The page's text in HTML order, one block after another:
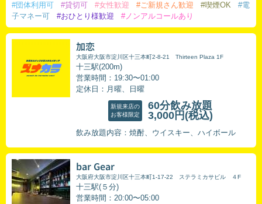
#団体利用可
#貸切可 #女性歓迎 #ご新規さん歓迎 #喫煙OK
#電
子マネー可
#おひとり様歓迎 #ノンアルコールあり
加恋
大阪府大阪市淀川区十三本町2-8-21 Thirteen Plaza 1F
十三駅(200m)
営業時間：19:30〜01:00
定休日：月曜、日曜
新規来店の
お客様限定
60分飲み放題
3,000円 (税込)
飲み放題内容：焼酎、ウイスキー、ハイボール
bar Gear
大阪府大阪市淀川区十三本町1-17-22 ステラミカサビル ４F
十三駅(５分)
営業時間：20:00〜05:00